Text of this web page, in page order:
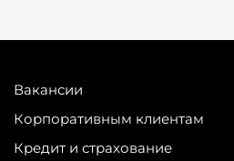
Вакансии
Корпоративным клиентам
Кредит и страхование